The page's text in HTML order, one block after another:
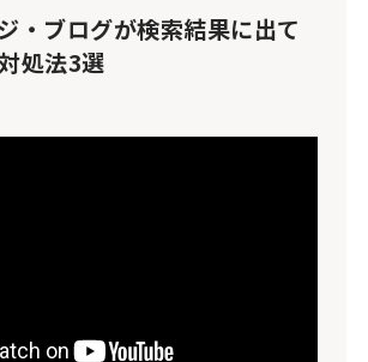
・ブログが検索結果に出て
処法3選